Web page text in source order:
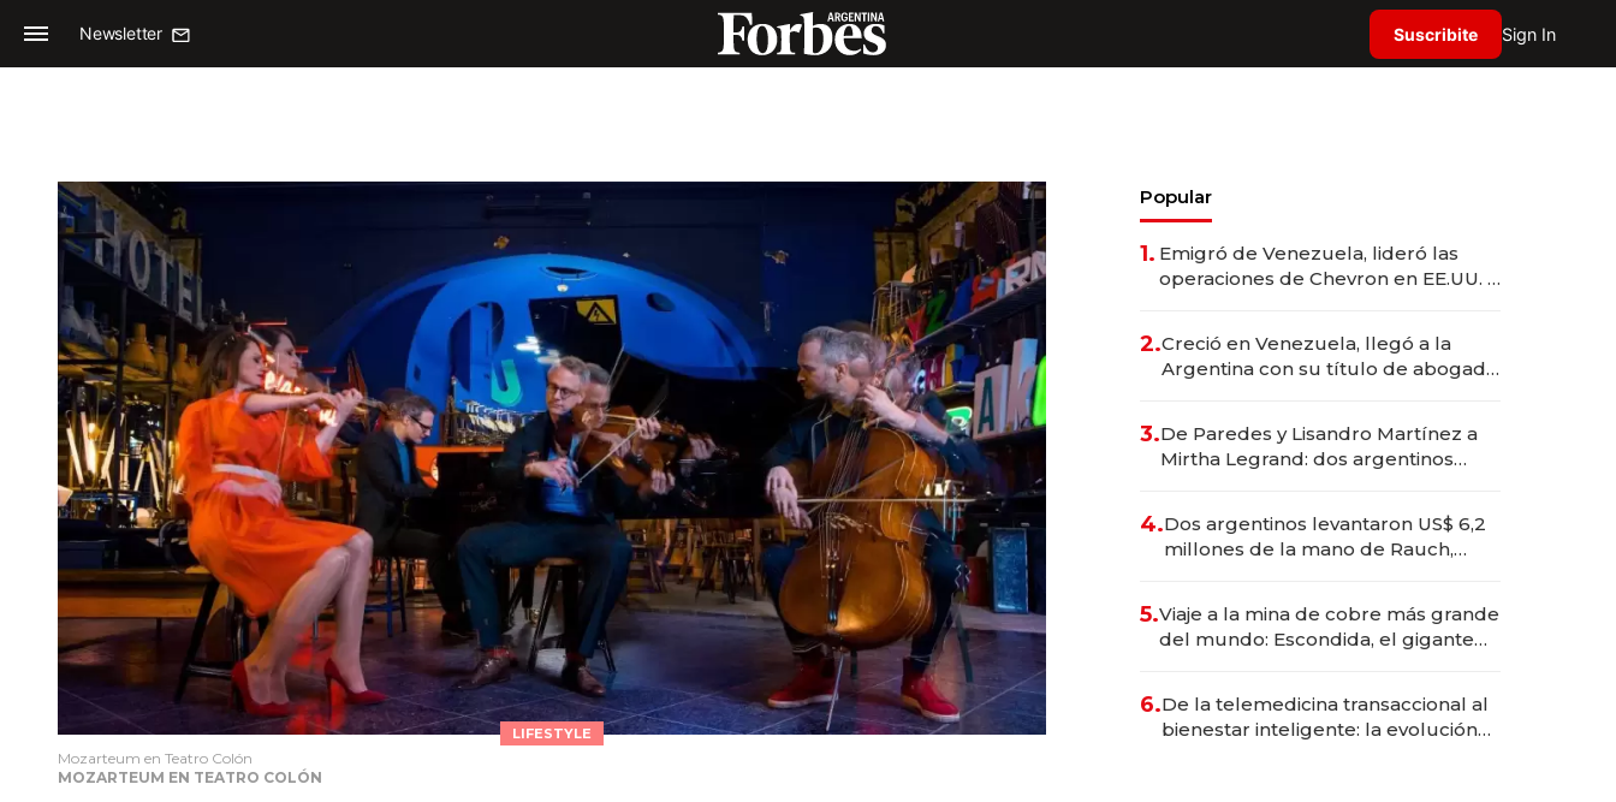
Newsletter Suscribite Sign In
LIFESTYLE
Mozarteum en Teatro Colón
MOZARTEUM EN TEATRO COLÓN
Popular
1. Emigró de Venezuela, lideró las
operaciones de Chevron en EE.UU. y
2.Creció en Venezuela, llegó a la
Argentina con su título de abogado
marcas "fast premium"
3.De Paredes y Lisandro Martínez a
Mirtha Legrand: dos argentinos
deportivo y el cuidado corporal
4.Dos argentinos levantaron US$ 6,2
millones de la mano de Rauch,
5.Viaje a la mina de cobre más grande
del mundo: Escondida, el gigante
6.De la telemedicina transaccional al
bienestar inteligente: la evolución